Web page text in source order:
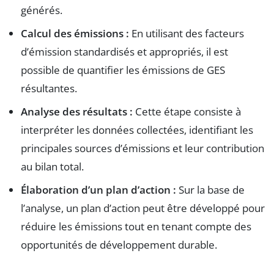
générés.
Calcul des émissions : En utilisant des facteurs
d’émission standardisés et appropriés, il est
possible de quantifier les émissions de GES
résultantes.
Analyse des résultats : Cette étape consiste à
interpréter les données collectées, identifiant les
principales sources d’émissions et leur contribution
au bilan total.
Élaboration d’un plan d’action : Sur la base de
l’analyse, un plan d’action peut être développé pour
réduire les émissions tout en tenant compte des
opportunités de développement durable.